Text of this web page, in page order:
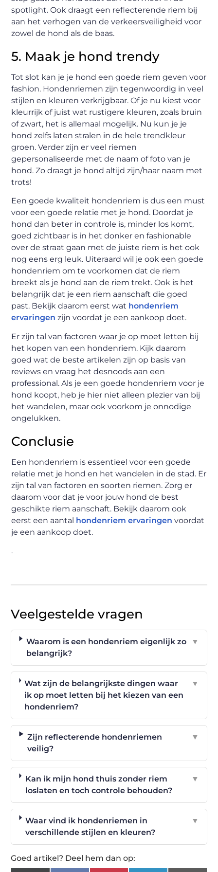
spotlight. Ook draagt een reflecterende riem bij
aan het verhogen van de verkeersveiligheid voor
zowel de hond als de baas.
5. Maak je hond trendy
Tot slot kan je je hond een goede riem geven voor
fashion. Hondenriemen zijn tegenwoordig in veel
stijlen en kleuren verkrijgbaar. Of je nu kiest voor
kleurrijk of juist wat rustigere kleuren, zoals bruin
of zwart, het is allemaal mogelijk. Nu kun je je
hond zelfs laten stralen in de hele trendkleur
groen. Verder zijn er veel riemen
gepersonaliseerde met de naam of foto van je
hond. Zo draagt je hond altijd zijn/haar naam met
trots!
Een goede kwaliteit hondenriem is dus een must
voor een goede relatie met je hond. Doordat je
hond dan beter in controle is, minder los komt,
goed zichtbaar is in het donker en fashionable
over de straat gaan met de juiste riem is het ook
nog eens erg leuk. Uiteraard wil je ook een goede
hondenriem om te voorkomen dat de riem
breekt als je hond aan de riem trekt. Ook is het
belangrijk dat je een riem aanschaft die goed
past. Bekijk daarom eerst wat hondenriem
ervaringen zijn voordat je een aankoop doet.
Er zijn tal van factoren waar je op moet letten bij
het kopen van een hondenriem. Kijk daarom
goed wat de beste artikelen zijn op basis van
reviews en vraag het desnoods aan een
professional. Als je een goede hondenriem voor je
hond koopt, heb je hier niet alleen plezier van bij
het wandelen, maar ook voorkom je onnodige
ongelukken.
Conclusie
Een hondenriem is essentieel voor een goede
relatie met je hond en het wandelen in de stad. Er
zijn tal van factoren en soorten riemen. Zorg er
daarom voor dat je voor jouw hond de best
geschikte riem aanschaft. Bekijk daarom ook
eerst een aantal hondenriem ervaringen voordat
je een aankoop doet.
.
Veelgestelde vragen
Waarom is een hondenriem eigenlijk zo
belangrijk?
▼
Wat zijn de belangrijkste dingen waar
ik op moet letten bij het kiezen van een
hondenriem?
▼
Zijn reflecterende hondenriemen
veilig?
▼
Kan ik mijn hond thuis zonder riem
loslaten en toch controle behouden?
▼
Waar vind ik hondenriemen in
verschillende stijlen en kleuren?
▼
Goed artikel? Deel hem dan op: